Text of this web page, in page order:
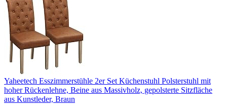
Yaheetech Esszimmerstühle 2er Set Küchenstuhl Polsterstuhl mit
hoher Rückenlehne, Beine aus Massivholz, gepolsterte Sitzfläche
aus Kunstleder, Braun